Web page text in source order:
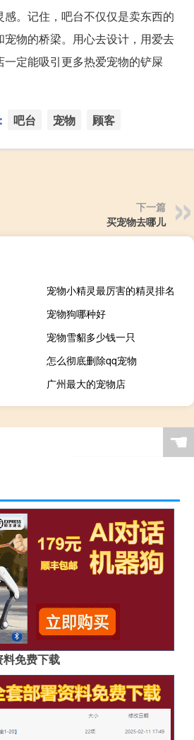
。记住，吧台不仅仅是卖东西的
物的桥梁。用心去设计，用爱去
定能吸引更多热爱宠物的铲屎
吧台 宠物 顾客
下一篇
买宠物去哪儿
宠物小精灵最厉害的精灵排名
宠物狗哪种好
宠物雪貂多少钱一只
怎么彻底删除qq宠物
广州最大的宠物店
☚
免费下载